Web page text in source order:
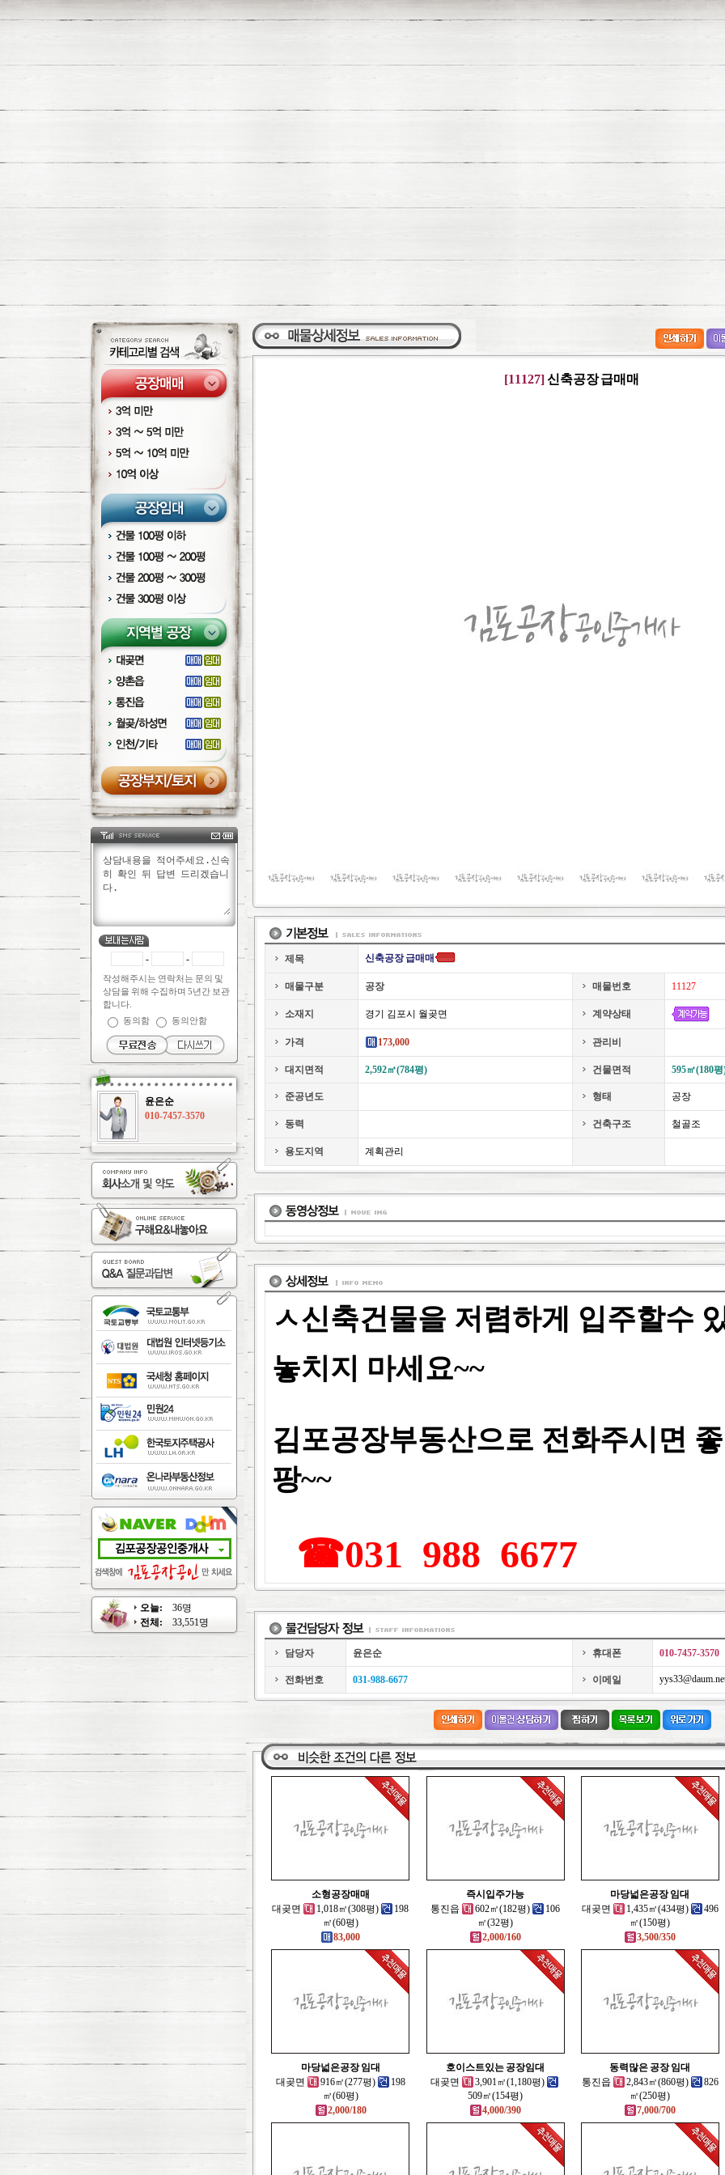
- -
작성해주시는 연락처는 문의 및
상담을 위해 수집하며 5년간 보관
합니다.
동의함
동의안함
윤은순
010-7457-3570
오늘:
36명
전체:
33,551명
[11127] 신축공장 급매매
제목 신축공장 급매매
매물구분 공장 매물번호 11127
소재지 경기 김포시 월곶면 계약상태
가격 173,000 관리비
대지면적 2,592㎡(784평) 건물면적 595㎡(180
준공년도 형태 공장
동력 건축구조 철골조
용도지역 계획관리
ㅅ신축건물을 저렴하게 입주할수
놓치지 마세요~~
김포공장부동산으로 전화주시면
팡~~
☎031 988 6677
담당자 윤은순 휴대폰 010-7457-3570
전화번호 031-988-6677 이메일
소형공장매매
대곶면
1,018㎡(308평)
198
㎡(60평)
83,000
즉시입주가능
통진읍
602㎡(182평)
106
㎡(32평)
2,000/160
마당넓은공장 임대
대곶면
1,435㎡(434평)
496
㎡(150평)
3,500/350
마당넓은공장 임대
대곶면
916㎡(277평)
198
㎡(60평)
2,000/180
호이스트있는 공장임대
대곶면
3,901㎡(1,180평)
509㎡(154평)
4,000/390
동력많은 공장 임대
통진읍
2,843㎡(860평)
826
㎡(250평)
7,000/700